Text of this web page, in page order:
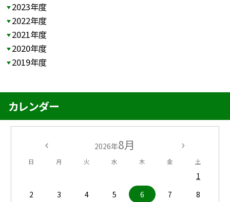
2023年度
2022年度
2021年度
2020年度
2019年度
カレンダー
2026年8月
日 月 火 水 木 金 土
1
2
3 4 5 6 7
8